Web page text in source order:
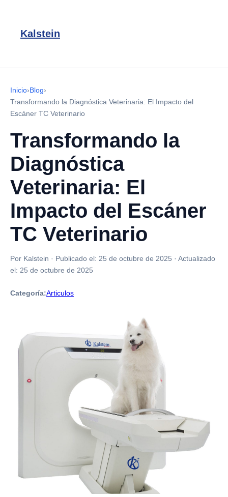
Kalstein
Inicio›Blog›
Transformando la Diagnóstica Veterinaria: El Impacto del
Escáner TC Veterinario
Transformando la
Diagnóstica
Veterinaria: El
Impacto del Escáner
TC Veterinario
Por Kalstein · Publicado el: 25 de octubre de 2025 · Actualizado
el: 25 de octubre de 2025
Categoría:Articulos